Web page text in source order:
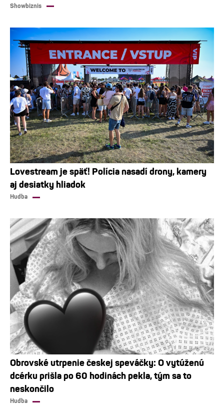
Showbiznis
Lovestream je späť! Polícia nasadí drony, kamery
aj desiatky hliadok
Hudba
Obrovské utrpenie českej speváčky: O vytúženú
dcérku prišla po 60 hodinách pekla, tým sa to
neskončilo
Hudba